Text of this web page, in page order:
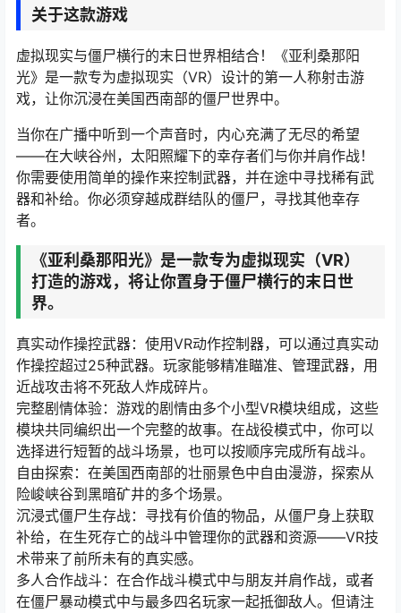
关于这款游戏
虚拟现实与僵尸横行的末日世界相结合！《亚利桑那阳
光》是一款专为虚拟现实（VR）设计的第一人称射击游
戏，让你沉浸在美国西南部的僵尸世界中。
当你在广播中听到一个声音时，内心充满了无尽的希望
——在大峡谷州，太阳照耀下的幸存者们与你并肩作战！
你需要使用简单的操作来控制武器，并在途中寻找稀有武
器和补给。你必须穿越成群结队的僵尸，寻找其他幸存
者。
《亚利桑那阳光》是一款专为虚拟现实（VR）
打造的游戏，将让你置身于僵尸横行的末日世
界。
真实动作操控武器：使用VR动作控制器，可以通过真实动
作操控超过25种武器。玩家能够精准瞄准、管理武器，用
近战攻击将不死敌人炸成碎片。
完整剧情体验：游戏的剧情由多个小型VR模块组成，这些
模块共同编织出一个完整的故事。在战役模式中，你可以
选择进行短暂的战斗场景，也可以按顺序完成所有战斗。
自由探索：在美国西南部的壮丽景色中自由漫游，探索从
险峻峡谷到黑暗矿井的多个场景。
沉浸式僵尸生存战：寻找有价值的物品，从僵尸身上获取
补给，在生死存亡的战斗中管理你的武器和资源——VR技
术带来了前所未有的真实感。
多人合作战斗：在合作战斗模式中与朋友并肩作战，或者
在僵尸暴动模式中与最多四名玩家一起抵御敌人。但请注